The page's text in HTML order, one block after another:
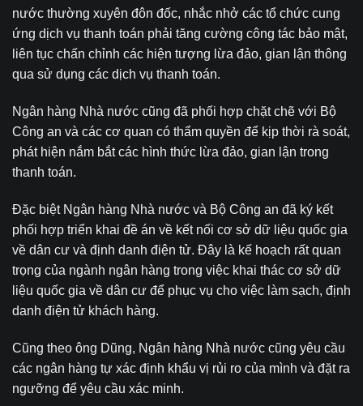
nước thường xuyên đôn đốc, nhắc nhở các tổ chức cung
ứng dịch vụ thanh toán phải tăng cường công tác bảo mật,
liên tục chấn chỉnh các hiện tượng lừa đảo, gian lận thông
qua sử dụng các dịch vụ thanh toán.
Ngân hàng Nhà nước cũng đã phối hợp chặt chẽ với Bộ
Công an và các cơ quan có thẩm quyền để kịp thời rà soát,
phát hiện nắm bắt các hình thức lừa đảo, gian lận trong
thanh toán.
Đặc biệt Ngân hàng Nhà nước và Bộ Công an đã ký kết
phối hợp triển khai đề án về kết nối cơ sở dữ liệu quốc gia
về dân cư và định danh điện tử. Đây là kế hoạch rất quan
trọng của ngành ngân hàng trong việc khai thác cơ sở dữ
liệu quốc gia về dân cư để phục vụ cho việc làm sạch, định
danh điện tử khách hàng.
Cũng theo ông Dũng, Ngân hàng Nhà nước cũng yêu cầu
các ngân hàng tự xác định khẩu vị rủi ro của mình và đặt ra
ngưỡng để yêu cầu xác minh.